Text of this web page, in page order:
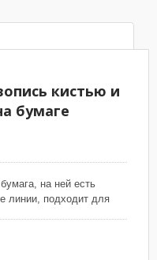
кистью и
бумаге
на ней есть
линии, подходит для